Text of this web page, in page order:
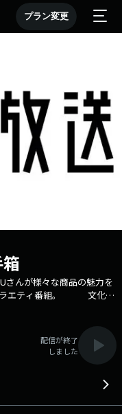
プラン変更
さんが様々な商品の魅力を
バラエティ番組。 文化放
文化放送公式X（旧
文化放送公式LINEは
配信が終了
しました